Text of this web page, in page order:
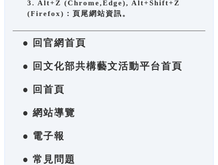
3. Alt+Z (Chrome,Edge), Alt+Shift+Z
(Firefox)：頁尾網站資訊。
● 回官網首頁
● 回文化部共構藝文活動平台首頁
● 回首頁
● 網站導覽
● 電子報
● 常見問題